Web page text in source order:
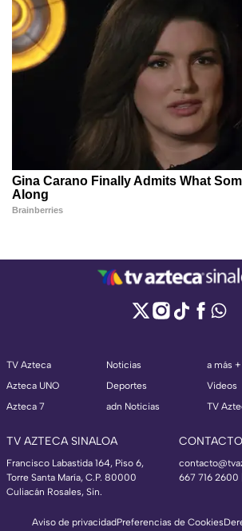
TV Azteca
Azteca UNO
Azteca 7
Noticias
Deportes
adn Noticias
a más +
Videos
TV
TV AZTECA SINALOA
Francisco Labastida 164, Piso 6,
Torre Santa María, C.P. 80000
Culiacán Rosales, Sin.
CONTACTO
667 716 2600
Aviso de privacidadPreferencias de Cookies